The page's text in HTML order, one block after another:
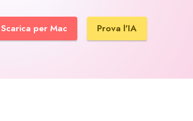
Scarica per Mac Prova l'IA